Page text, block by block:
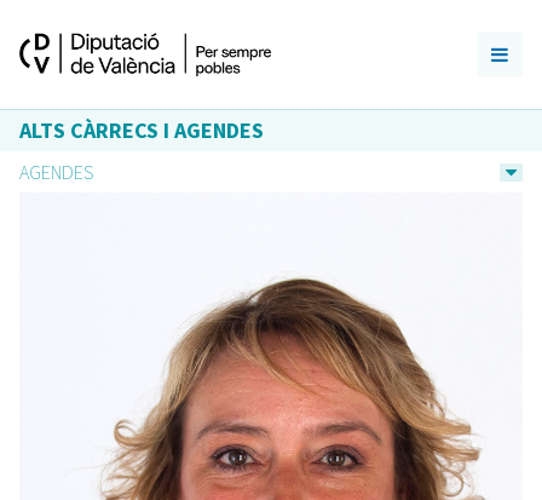
ALTS CÀRRECS I AGENDES
AGENDES